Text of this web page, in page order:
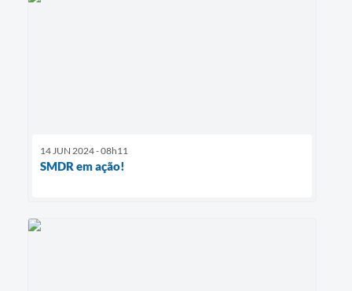
14 JUN 2024 - 08h11
SMDR em ação!